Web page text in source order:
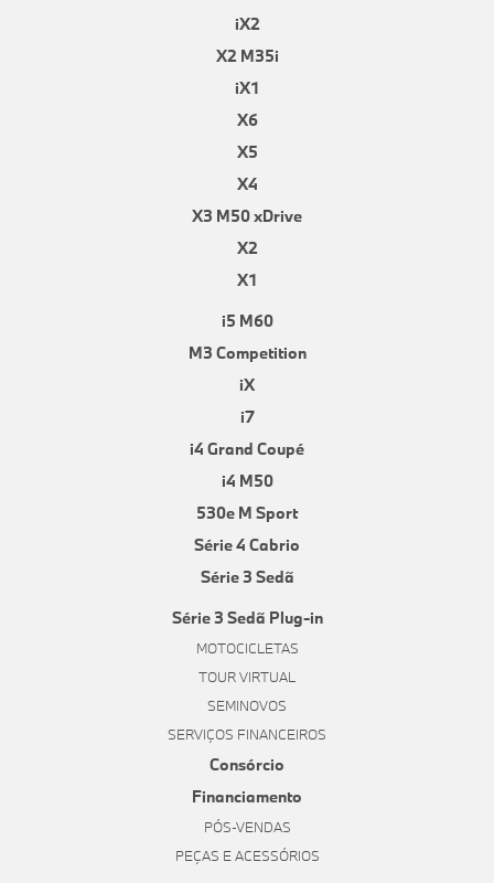
iX2
X2 M35i
iX1
X6
X5
X4
X3 M50 xDrive
X2
X1
i5 M60
M3 Competition
iX
i7
i4 Grand Coupé
i4 M50
530e M Sport
Série 4 Cabrio
Série 3 Sedã
Série 3 Sedã Plug-in
MOTOCICLETAS
TOUR VIRTUAL
SEMINOVOS
SERVIÇOS FINANCEIROS
Consórcio
Financiamento
PÓS-VENDAS
PEÇAS E ACESSÓRIOS